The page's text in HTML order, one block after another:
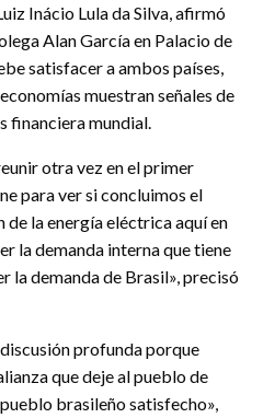
Inácio Lula da Silva, afirmó
Alan García en Palacio de
satisfacer a ambos países,
muestran señales de
financiera mundial.
otra vez en el primer
para ver si concluimos el
la energía eléctrica aquí en
la demanda interna que tiene
la demanda de Brasil», precisó
profunda porque
que deje al pueblo de
brasileño satisfecho»,